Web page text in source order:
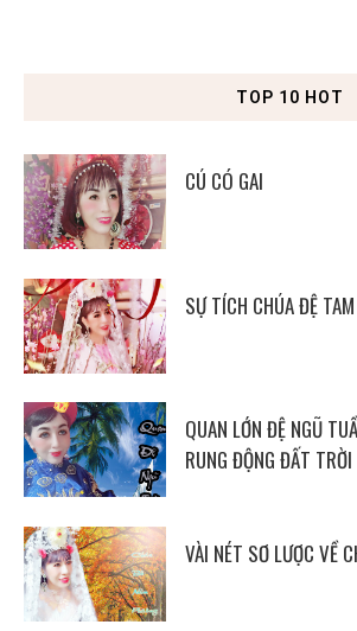
TOP 10 HOT
CÚ CÓ GAI
SỰ TÍCH CHÚA ĐỆ
QUAN LỚN ĐỆ NGŨ
RUNG ĐỘNG ĐẤT TRỜI
VÀI NÉT SƠ LƯỢC VỀ